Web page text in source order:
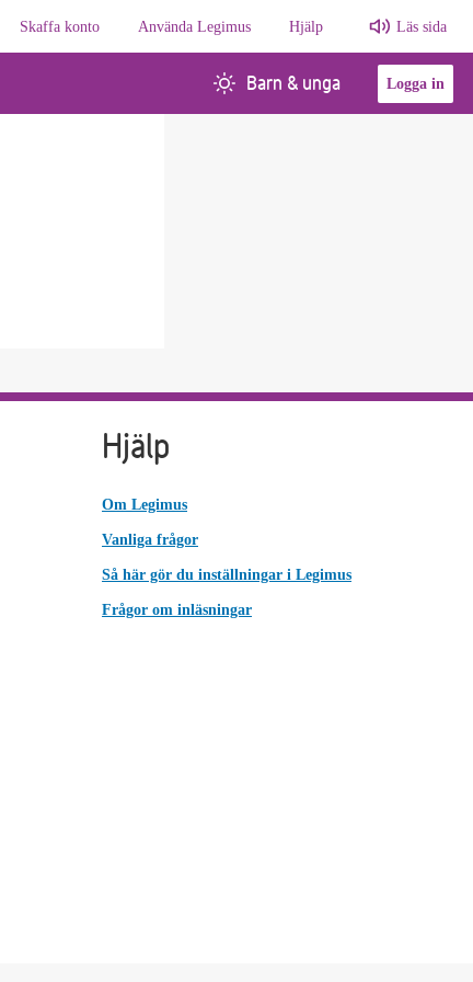
Skaffa konto Använda Legimus Hjälp Läs sida
Barn & unga Logga in
Hjälp
Om Legimus
Vanliga frågor
Så här gör du inställningar i Legimus
Frågor om inläsningar